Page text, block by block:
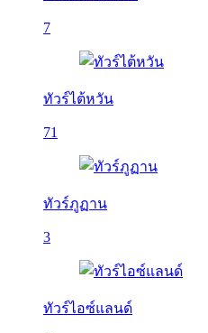
7
ทัวร์ไต้หวัน
71
ทัวร์ภูฏาน
3
ทัวร์ไอซ์แลนด์